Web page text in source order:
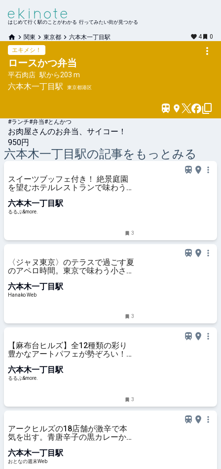
はじめて行く駅のことがわかる 行ってみたい街が見つかる
関東 東京都 六本木一丁目駅 4
0
エキメシ！
ロースかつ弁当
平石肉店 駅から203 m
六本木一丁目駅 東京都港区
#ランチ#弁当#とんかつ
お肉屋さんのお弁当、サイコー！
950円
六本木一丁目駅の記事をもっとみる
スイーツブッフェ付き！ 絶景庭園
を望むホテルレストランで味わう
イーツトレンドVol.105】｜るるぶ
&more.
六本木一丁目駅
るるぶ&more.
3
〈ジャヌ東京〉のテラスで過ごす夏
のアペロ時間。東京で味わう小さな
六本木一丁目駅
Hanako Web
3
【麻布台ヒルズ】全12種類の彩り
豊かなアートパフェが勢ぞろい！
@Hills House」【編集部のおでか
けキロク】｜るるぶ&more.
六本木一丁目駅
るるぶ&more.
3
アークヒルズの18店舗が激辛で本
気を出す。青唐辛子の黒カレーから
六本木一丁目駅
おとなの週末Web